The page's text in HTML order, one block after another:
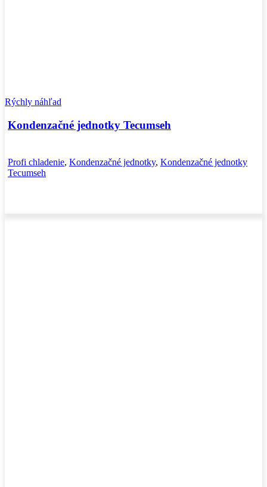
Rýchly náhľad
Kondenzačné jednotky Tecumseh
Profi chladenie, Kondenzačné jednotky, Kondenzačné jednotky
Tecumseh